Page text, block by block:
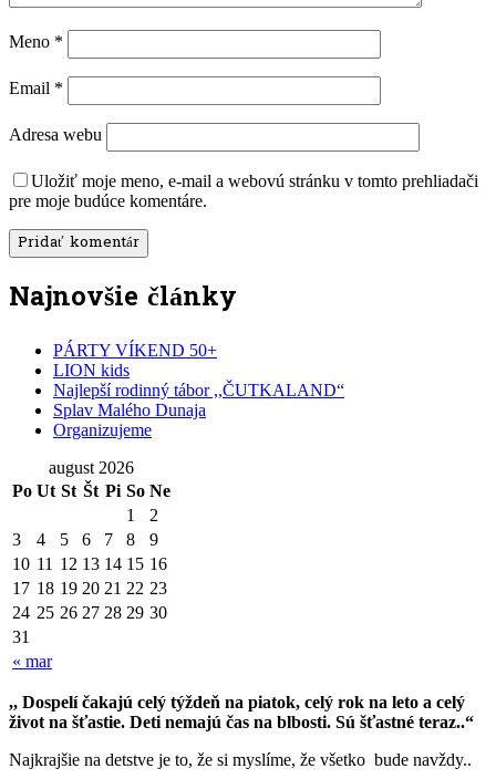
Meno *
Email *
Adresa webu
Uložiť moje meno, e-mail a webovú stránku v tomto prehliadači
pre moje budúce komentáre.
Najnovšie články
PÁRTY VÍKEND 50+
LION kids
Najlepší rodinný tábor ,,ČUTKALAND“
Splav Malého Dunaja
Organizujeme
august 2026
Po Ut St Št Pi So Ne
« mar
1
2
3
4 5 6 7 8
9
10 11 12 13 14 15 16
17 18 19 20 21 22 23
24 25 26 27 28 29 30
31
,, Dospelí čakajú celý týždeň na piatok, celý rok na leto a celý
život na šťastie. Deti nemajú čas na blbosti. Sú šťastné teraz..“
Najkrajšie na detstve je to, že si myslíme, že všetko bude navždy..